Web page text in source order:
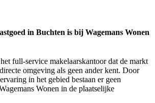
in Buchten is bij Wagemans Wonen
full-service makelaarskantoor dat de markt
omgeving als geen ander kent. Door
in het gebied bestaan er geen
Wonen in de plaatselijke